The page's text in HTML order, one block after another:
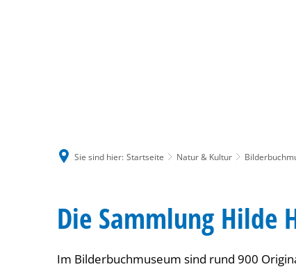
Sie sind hier: Startseite Natur & Kultur
Die Sammlung Hilde
Im Bilderbuchmuseum sind rund 900